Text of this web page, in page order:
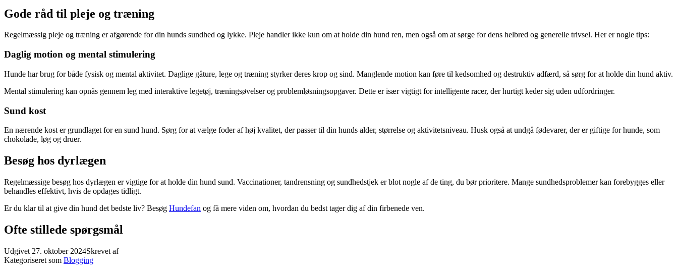
Gode råd til pleje og træning
Regelmæssig pleje og træning er afgørende for din hunds sundhed og lykke. Pleje handler ikke kun om at holde din hund ren, men også om at sørge for dens helbred og generelle trivsel. Her er nogle tips:
Daglig motion og mental stimulering
Hunde har brug for både fysisk og mental aktivitet. Daglige gåture, lege og træning styrker deres krop og sind. Manglende motion kan føre til kedsomhed og destruktiv adfærd, så sørg for at holde din hund aktiv.
Mental stimulering kan opnås gennem leg med interaktive legetøj, træningsøvelser og problemløsningsopgaver. Dette er især vigtigt for intelligente racer, der hurtigt keder sig uden udfordringer.
Sund kost
En nærende kost er grundlaget for en sund hund. Sørg for at vælge foder af høj kvalitet, der passer til din hunds alder, størrelse og aktivitetsniveau. Husk også at undgå fødevarer, der er giftige for hunde, som
chokolade, løg og druer.
Besøg hos dyrlægen
Regelmæssige besøg hos dyrlægen er vigtige for at holde din hund sund. Vaccinationer, tandrensning og sundhedstjek er blot nogle af de ting, du bør prioritere. Mange sundhedsproblemer kan forebygges eller
behandles effektivt, hvis de opdages tidligt.
Er du klar til at give din hund det bedste liv? Besøg Hundefan og få mere viden om, hvordan du bedst tager dig af din firbenede ven.
Ofte stillede spørgsmål
Udgivet 27. oktober 2024Skrevet af
Kategoriseret som Blogging